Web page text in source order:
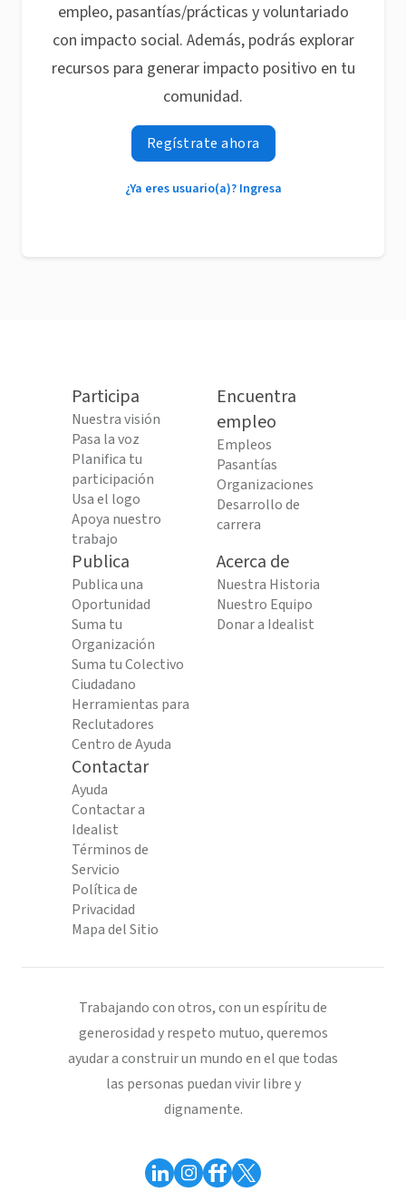
empleo, pasantías/prácticas y voluntariado
con impacto social. Además, podrás explorar
recursos para generar impacto positivo en tu
comunidad.
Regístrate ahora
¿Ya eres usuario(a)? Ingresa
Participa
Nuestra visión
Pasa la voz
Planifica tu
participación
Usa el logo
Apoya nuestro
trabajo
Encuentra
empleo
Empleos
Pasantías
Organizaciones
Desarrollo de
carrera
Publica
Publica una
Oportunidad
Suma tu
Organización
Suma tu Colectivo
Ciudadano
Herramientas para
Reclutadores
Centro de Ayuda
Acerca de
Nuestra Historia
Nuestro Equipo
Donar a Idealist
Contactar
Ayuda
Contactar a
Idealist
Términos de
Servicio
Política de
Privacidad
Mapa del Sitio
Trabajando con otros, con un espíritu de
generosidad y respeto mutuo, queremos
ayudar a construir un mundo en el que todas
las personas puedan vivir libre y
dignamente.